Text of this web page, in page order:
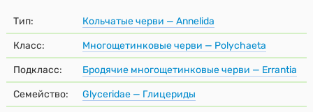
Тип: Кольчатые черви — Annelida
Класс: Многощетинковые черви — Polychaeta
Подкласс: Бродячие многощетинковые черви — Errantia
Семейство: Glyceridae — Глицериды